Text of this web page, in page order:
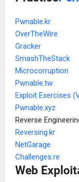
Pwnable.kr
OverTheWire
Gracker
SmashTheStack
Microcorruption
Pwnable.tw
Exploit Exercises
Pwnable.xyz
Reverse
Reversing.kr
NetGarage
Challenges.re
Web